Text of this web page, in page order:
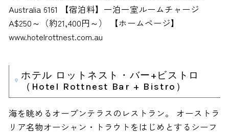
Australia 6161 【宿泊料】一泊一室ルームチャージ
A$250～（約21,400円～） 【ホームページ】
www.hotelrottnest.com.au
ホテル ロットネスト・バー+ビストロ
（Hotel Rottnest Bar + Bistro）
海を眺めるオープンテラスのレストラン。 オーストラ
リア名物オーシャン・トラウトをはじめとするシーフ